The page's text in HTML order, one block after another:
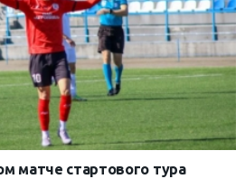
матче стартового тура